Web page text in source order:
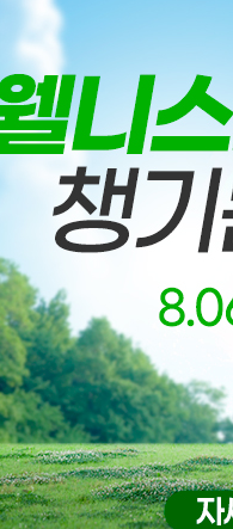
트(무가당)New
원
헬스만의 혜택